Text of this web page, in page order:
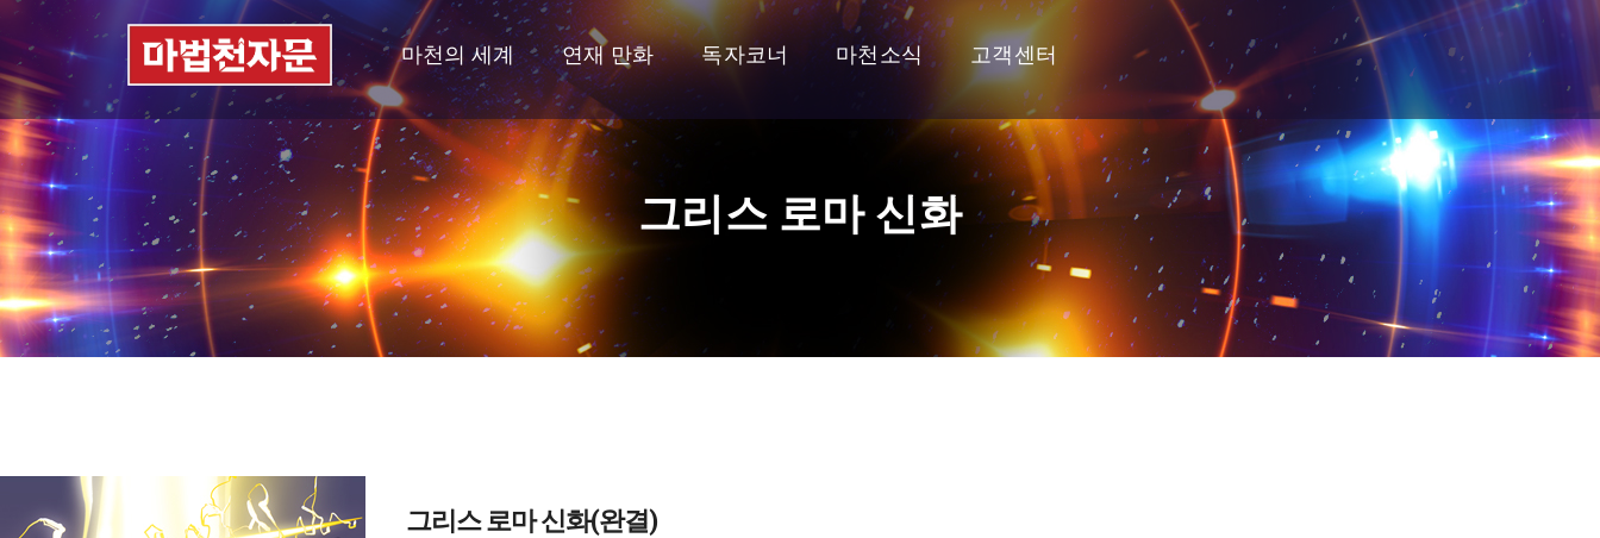
마천의 세계 연재 만화 독자코너 마천소식 고객센터
그리스 로마 신화
그리스 로마 신화(완결)